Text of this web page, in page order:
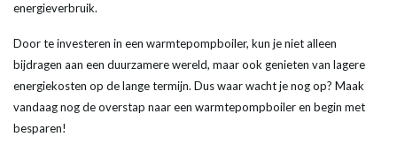
energieverbruik.
Door te investeren in een warmtepompboiler, kun je niet alleen
bijdragen aan een duurzamere wereld, maar ook genieten van lagere
energiekosten op de lange termijn. Dus waar wacht je nog op? Maak
vandaag nog de overstap naar een warmtepompboileren begin met
besparen!